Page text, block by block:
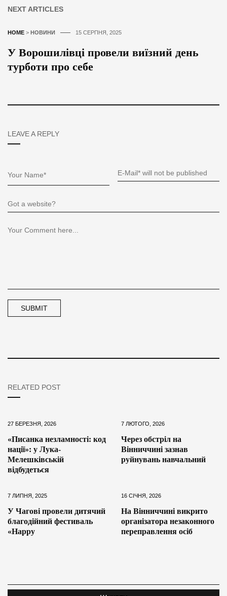
NEXT ARTICLES
HOME > НОВИНИ 15 СЕРПНЯ, 2025
У Ворошилівці провели виїзний день
турботи про себе
LEAVE A REPLY
RELATED POST
27 БЕРЕЗНЯ, 2026
«Писанка незламності: код
нації»: у Лука-
Мелешківській
відбудеться
7 ЛЮТОГО, 2026
Через обстріл на
Вінниччині зазнав
руйнувань навчальний
7 ЛИПНЯ, 2025
У Чагові провели дитячий
благодійний фестиваль
«Happy
16 СІЧНЯ, 2026
На Вінниччині викрито
організатора незаконного
переправлення осіб